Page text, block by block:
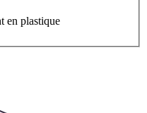
en plastique